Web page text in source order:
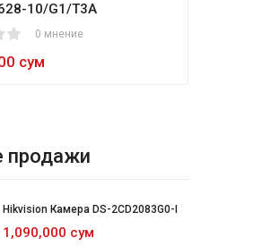
10/G1/T3A
0 мнение
сум
80
продажи
Hikvision Камера DS-2CD2083G0-I
1,090,000 сум